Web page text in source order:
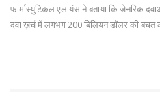
फ़ार्मास्युटिकल एलायंस ने बताया कि जेनरिक
दवा ख़र्च में लगभग 200 बिलियन डॉलर की बचत